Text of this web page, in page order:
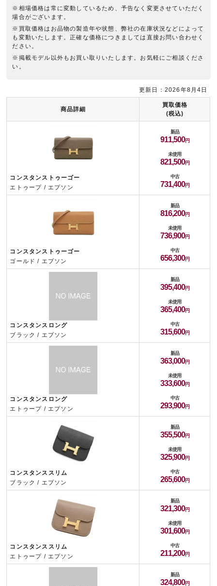
※相場価格は常に変動しているため、予告なく変更させていただく
場合がございます。
※買取価格はお品物の製造年や状態、弊社の在庫状況などによって
も変動いたします。正確な価格につきましては直接お問い合わせく
ださい。
※掲載モデル以外もお買い取りいたします。お気軽にご相談くださ
い。
商品詳細
買取価格
(税込)
コンスタンストゥーゴー
エトゥープ / エプソン
新品
911,500
未使用
821,500
中古
731,400
コンスタンストゥーゴー
ゴールド / エプソン
新品
816,200
未使用
736,900
中古
656,300
コンスタンスロング
ブラック / エプソン
新品
395,400
未使用
365,400
中古
315,600
コンスタンスロング
エトゥープ / エプソン
新品
363,000
未使用
333,600
中古
293,900
コンスタンススリム
ブラック / エプソン
新品
355,500
未使用
325,900
中古
265,600
コンスタンススリム
エトゥープ / エプソン
新品
321,300
未使用
301,600
中古
211,200
新品
324,800
更新日：2026年8月4日